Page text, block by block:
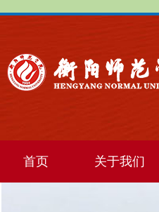
首页 关于我们